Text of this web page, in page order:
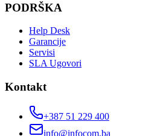
PODRŠKA
Help Desk
Garancije
Servisi
SLA Ugovori
Kontakt
+387 51 229 400
info@infocom.ba